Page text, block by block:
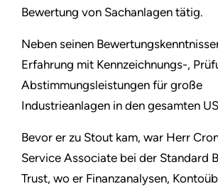
Bewertung von Sachanlagen tätig.
Neben seinen
Erfahrung mit Kennzeichnungs-,
Abstimmungsleistungen für große
Industrieanlagen in den gesamten
Bevor er zu Stout kam, war Herr
Service Associate bei der Standard
Trust, wo er Finanzanalysen,